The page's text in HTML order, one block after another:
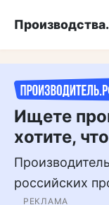
Ищете
хотите,
российских
РЕКЛАМА